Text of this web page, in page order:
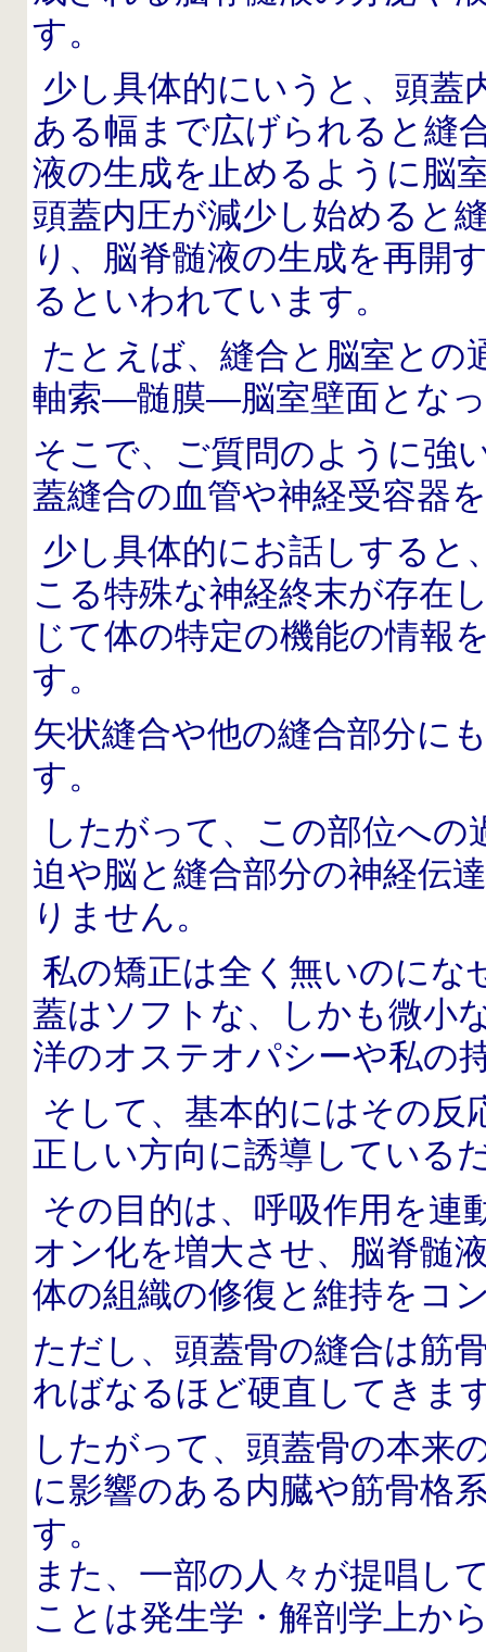
す。
少し具体的にいうと、頭蓋
ある幅まで広げられると縫
液の生成を止めるように脳
頭蓋内圧が減少し始めると
り、脳脊髄液の生成を再開
るといわれています。
たとえば、縫合と脳室との
軸索―髄膜―脳室壁面とな
そこで、ご質問のように強
蓋縫合の血管や神経受容器
少し具体的にお話しすると
こる特殊な神経終末が存在
じて体の特定の機能の情報
す。
矢状縫合や他の縫合部分に
す。
したがって、この部位へ
迫や脳と縫合部分の神経伝
りません。
私の矯正は全く無いのにな
蓋はソフトな、しかも微小
洋のオステオパシーや私の
そして、基本的にはその反
正しい方向に誘導している
その目的は、呼吸作用を連
オン化を増大させ、 脳脊髄
体の組織の修復と維持をコ
ただし、頭蓋骨の縫合は筋
ればなるほど硬直してきま
したがって、頭蓋骨の本来
に影響のある内臓や筋骨格
す。
また、一部の人々が提唱し
ことは発生学・解剖学上か